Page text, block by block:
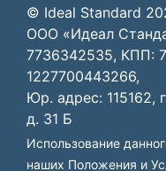
© Ideal Standard
ООО «Идеал
7736342535, КПП:
1227700443266,
Юр. адрес: 115162,
д. 31 Б
Использование
наших Положения и